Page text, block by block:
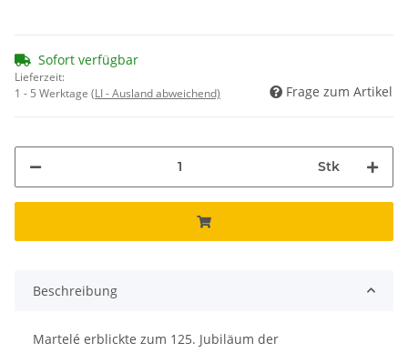
Sofort verfügbar
Lieferzeit:
1 - 5 Werktage (LI - Ausland abweichend) Frage zum Artikel
Stk
Beschreibung
Martelé erblickte zum 125. Jubiläum der